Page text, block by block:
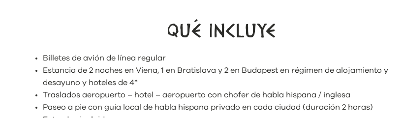
QUÉ INCLUYE
Billetes de avión de línea regular
Estancia de 2 noches en Viena, 1 en Bratislava y 2 en Budapest en régimen de alojamiento y
desayuno y hoteles de 4*
Traslados aeropuerto – hotel – aeropuerto con chofer de habla hispana / inglesa
Paseo a pie con guía local de habla hispana privado en cada ciudad (duración 2 horas)